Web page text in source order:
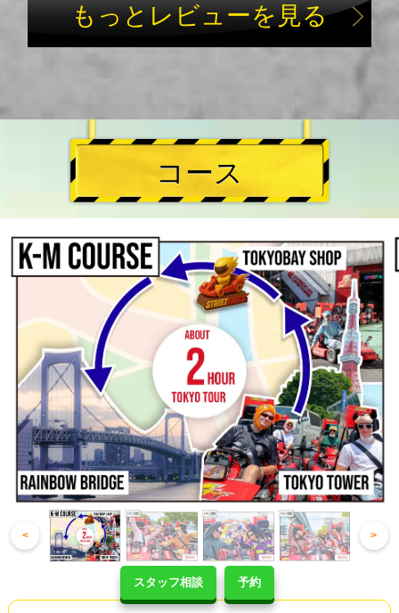
スタッフ相談 予約
もっとレビューを見る
コース
< >